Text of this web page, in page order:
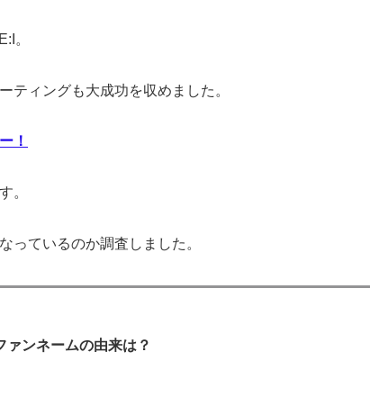
。
ティングも大成功を収めました。
！
。
っているのか調査しました。
ァンネームの由来は？